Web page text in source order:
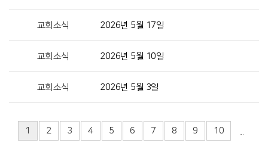
교회소식 2026년 5월 17일
교회소식 2026년 5월 10일
교회소식 2026년 5월 3일
1 2 3 4 5 6 7 8 9 10